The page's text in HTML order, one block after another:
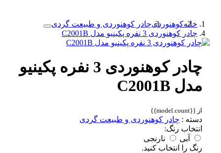
خانهکوهنوردیچادر کوهنوردی و طبیعت گردی
چادر کوهنوردی 3 نفره پکینیو مدل C2001B
چادر کوهنوردی 3 نفره پکینیو
مدل C2001B
دسته :چادر کوهنوردی و طبیعت گردی
انتخاب رنگ:
آبی
نارنجی
رنگ را انتخاب کنید.